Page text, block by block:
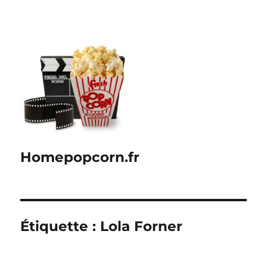
Homepopcorn.fr
Étiquette : Lola Forner